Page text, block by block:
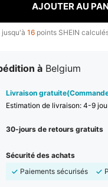
AJOUTER AU
jusqu'à 16 points SHEIN
à Belgium
Livraison
Estimation de livraison: 4-9
30-jours de retours gratuits
Sécurité des achats
Paiements sécurisés